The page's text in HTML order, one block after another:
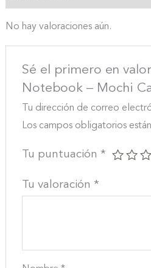
No hay valoraciones aún.
Sé el primero en
Notebook – Mochi
Tu dirección de correo
Los campos obligatorios
Tu puntuación*
Tu valoración*